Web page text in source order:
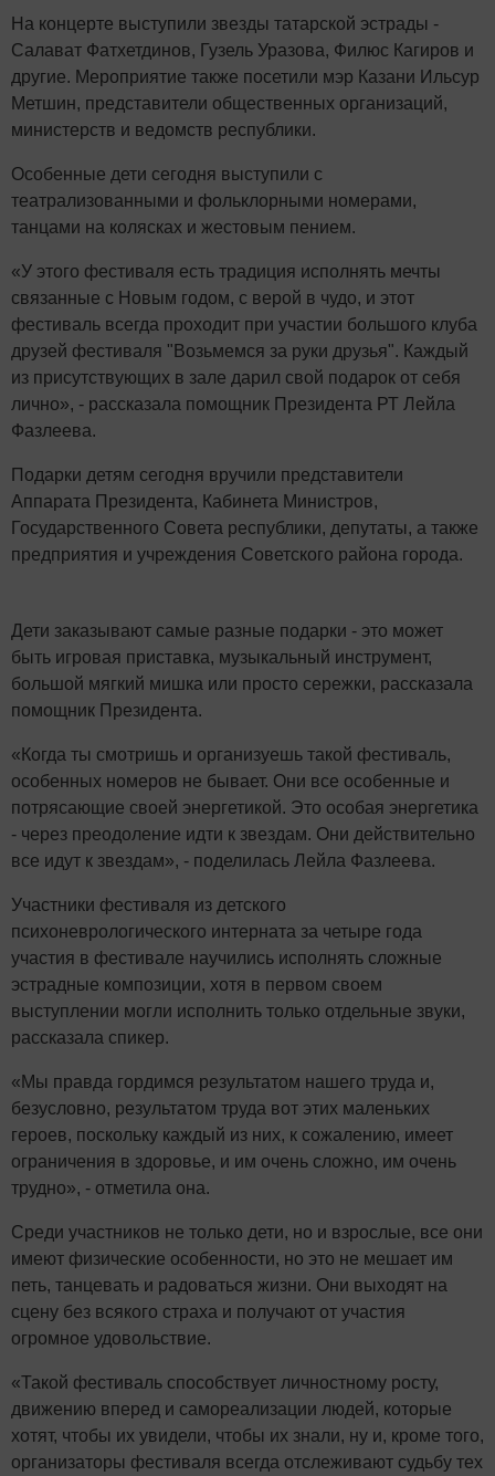
На концерте выступили звезды татарской эстрады -
Салават Фатхетдинов, Гузель Уразова, Филюс Кагиров и
другие. Мероприятие также посетили мэр Казани Ильсур
Метшин, представители общественных организаций,
министерств и ведомств республики.
Особенные дети сегодня выступили с
театрализованными и фольклорными номерами,
танцами на колясках и жестовым пением.
«У этого фестиваля есть традиция исполнять мечты
связанные с Новым годом, с верой в чудо, и этот
фестиваль всегда проходит при участии большого клуба
друзей фестиваля "Возьмемся за руки друзья". Каждый
из присутствующих в зале дарил свой подарок от себя
лично», - рассказала помощник Президента РТ Лейла
Фазлеева.
Подарки детям сегодня вручили представители
Аппарата Президента, Кабинета Министров,
Государственного Совета республики, депутаты, а также
предприятия и учреждения Советского района города.
Дети заказывают самые разные подарки - это может
быть игровая приставка, музыкальный инструмент,
большой мягкий мишка или просто сережки, рассказала
помощник Президента.
«Когда ты смотришь и организуешь такой фестиваль,
особенных номеров не бывает. Они все особенные и
потрясающие своей энергетикой. Это особая энергетика
- через преодоление идти к звездам. Они действительно
все идут к звездам», - поделилась Лейла Фазлеева.
Участники фестиваля из детского
психоневрологического интерната за четыре года
участия в фестивале научились исполнять сложные
эстрадные композиции, хотя в первом своем
выступлении могли исполнить только отдельные звуки,
рассказала спикер.
«Мы правда гордимся результатом нашего труда и,
безусловно, результатом труда вот этих маленьких
героев, поскольку каждый из них, к сожалению, имеет
ограничения в здоровье, и им очень сложно, им очень
трудно», - отметила она.
Среди участников не только дети, но и взрослые, все они
имеют физические особенности, но это не мешает им
петь, танцевать и радоваться жизни. Они выходят на
сцену без всякого страха и получают от участия
огромное удовольствие.
«Такой фестиваль способствует личностному росту,
движению вперед и самореализации людей, которые
хотят, чтобы их увидели, чтобы их знали, ну и, кроме того,
организаторы фестиваля всегда отслеживают судьбу тех